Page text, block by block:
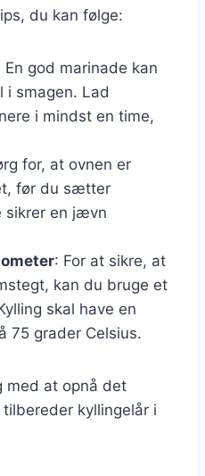
du kan følge:
En god marinade kan
i smagen. Lad
i mindst en time,
for, at ovnen er
før du sætter
sikrer en jævn
: For at sikre, at
kan du bruge et
skal have en
75 grader Celsius.
med at opnå det
kyllingelår i